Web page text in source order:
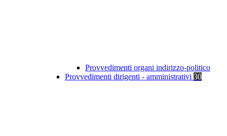
Provvedimenti organi indirizzo-politico
Provvedimenti dirigenti - amministrativi 30